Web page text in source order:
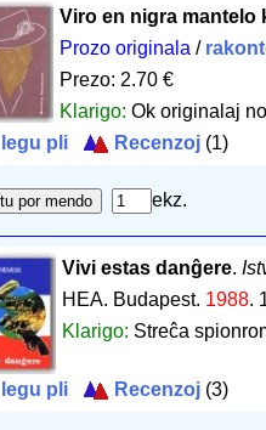
Viro en nigra mantelo
Prozo originala /
Prezo: 2.70 €
Klarigo: Ok originalaj
legu pli
Recenzoj (1)
ekz.
Vivi estas danĝere.
HEA. Budapest. 1988.
Klarigo: Streĉa
legu pli Recenzoj (3)